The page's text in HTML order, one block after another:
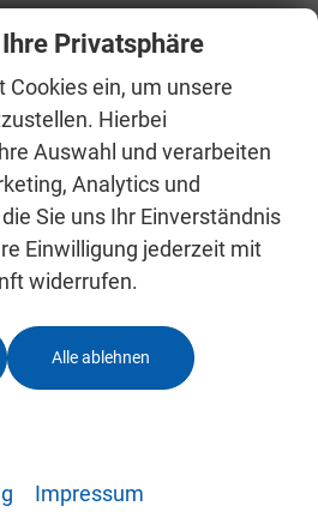
mit 8-Zoll-Display
verstell- und beheizbar
vorn
hinten
mit festen Taschenhaken,
Privatsphäre
Cookies ein, um unsere
Hierbei
Auswahl und verarbeiten
Analytics und
Sie uns Ihr Einverständnis
Einwilligung jederzeit mit
widerrufen.
Alle ablehnen
Impressum